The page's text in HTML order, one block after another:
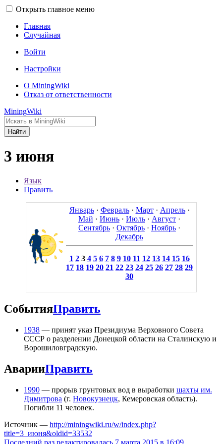
Открыть главное меню
Главная
Случайная
Войти
Настройки
О MiningWiki
Отказ от ответственности
MiningWiki
Найти
3 июня
Язык
Править
Январь· Февраль· Март· Апрель·
Май · Июнь · Июль · Август ·
Сентябрь · Октябрь · Ноябрь ·
Декабрь
1 2 3 4 5 6 7 8 9 10 11 12 13 14 15 16
17 18 19 20 21 22 23 24 25 26 27 28 29
30
СобытияПравить
1938 — принят указ Президиума Верховного Совета
СССР о разделении Донецкой области на Сталинскую и
Ворошиловградскую.
АварииПравить
1990 — прорыв грунтовых вод в выработки шахты им.
Димитрова (г. Новокузнецк, Кемеровская область).
Погибли 11 человек.
Источник — http://miningwiki.ru/w/index.php?
title=3_июня&oldid=33532
Последний раз редактировалась 7 марта 2015 в 16:09